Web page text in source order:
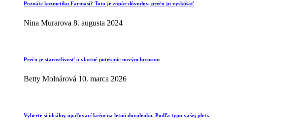
Poznáte kozmetiku Farmasi? Toto je zopár dôvodov, prečo ju vyskúšať
Nina Murarova 8. augusta 2024
Prečo je starostlivosť o vlastné potešenie novým luxusom
Betty Molnárová 10. marca 2026
Vyberte si ideálny opaľovací krém na letnú dovolenku. Podľa typu vašej pleti.